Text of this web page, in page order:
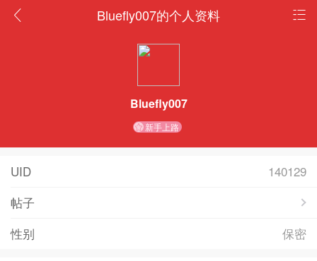
Bluefly007的个人资料
Bluefly007
新手上路
UID
140129
帖子
性别
保密